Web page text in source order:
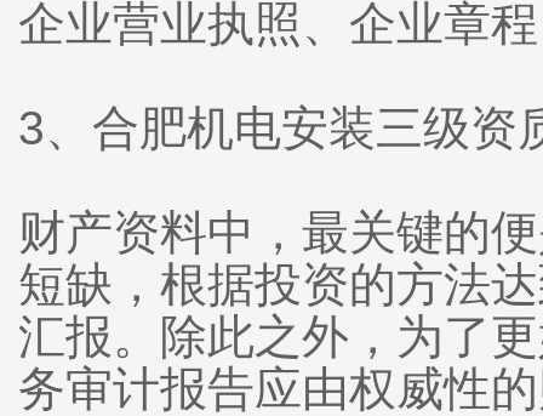
企业营业执照、企业章
3、合肥机电安装三级
财产资料中，最关键的
短缺，根据投资的方法
汇报。除此之外，为了
务审计报告应由权威性